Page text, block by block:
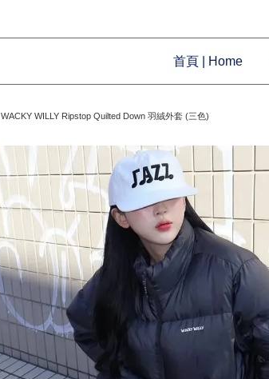
首頁 | Home
WACKY WILLY Ripstop Quilted Down 羽絨外套 (三色)